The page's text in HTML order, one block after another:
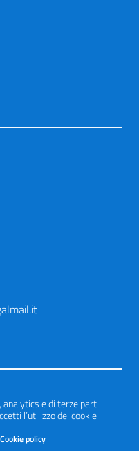
e di terze parti.
l’utilizzo dei cookie.
Cookie policy
per siti PA di AgID